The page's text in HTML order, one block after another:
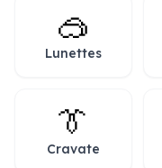
🥽
Lunettes
👔
Cravate